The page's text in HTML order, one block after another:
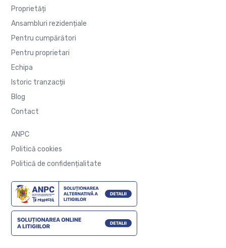
Proprietăți
Ansambluri rezidențiale
Pentru cumpărători
Pentru proprietari
Echipa
Istoric tranzacții
Blog
Contact
ANPC
Politică cookies
Politică de confidențialitate